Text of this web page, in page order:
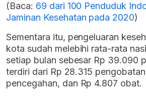
(Baca: 69 dari 100 Penduduk
Jaminan Kesehatan pada 2020)
Sementara itu, pengeluaran
kota sudah melebihi rata-rata
setiap bulan sebesar Rp 39.090
terdiri dari Rp 28.315
pencegahan, dan Rp 4.807 obat.